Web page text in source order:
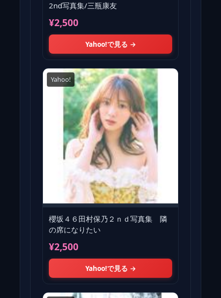
2nd写真集/三瓶康友
¥2,500
Yahoo!で見る →
Yahoo!
櫻坂４６田村保乃２ｎｄ写真集 隣
の席になりたい
¥2,500
Yahoo!で見る →